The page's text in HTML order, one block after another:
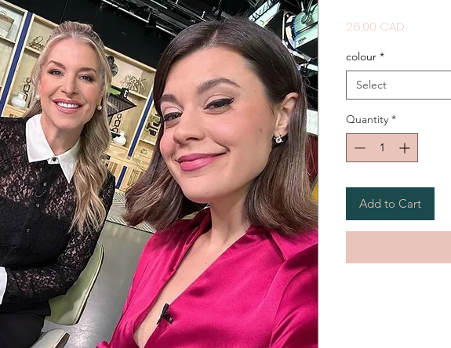
26,00 CAD
colour *
Select
Quantity *
Add to Cart